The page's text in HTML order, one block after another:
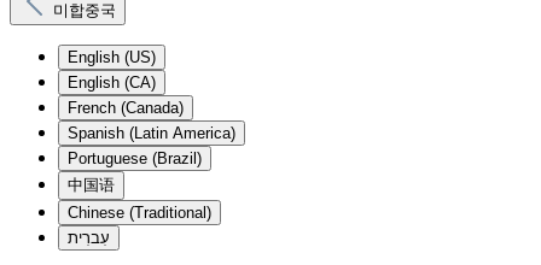
미합중국
English (US)
English (CA)
French (Canada)
Spanish (Latin America)
Portuguese (Brazil)
中国语
Chinese (Traditional)
עִברִית